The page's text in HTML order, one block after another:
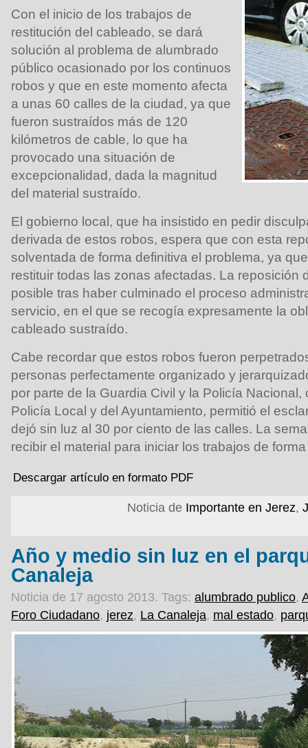
Con el inicio de los trabajos de
restitución del cableado, se dará
solución al problema de alumbrado
público ocasionado por los continuos
robos y que en este momento afecta
a unas 60 calles de la ciudad, ya que
fueron sustraídos más de 120
kilómetros de cable, lo que ha
provocado una situación de
excepcionalidad, dada la magnitud
del material sustraído.
El gobierno local, que ha insistido en pedir
derivada de estos robos, espera que con esta
solventada de forma definitiva el problema, ya
restituir todas las zonas afectadas. La reposición
posible tras haber culminado el proceso
servicio, en el que se recogía expresamente la
cableado sustraído.
Cabe recordar que estos robos fueron
personas perfectamente organizado y
por parte de la Guardia Civil y la Policía
Policía Local y del Ayuntamiento, permitió el
dejó sin luz al 30 por ciento de las calles. La
recibir el material para iniciar los trabajos de
Descargar artículo en formato PDF
Noticia de Importante en Jerez,
Año y medio sin luz en el
Canaleja
Noticia de 17 agosto 2013. Tags: alumbrado publico,
Foro Ciudadano, jerez, La Canaleja, mal estado,